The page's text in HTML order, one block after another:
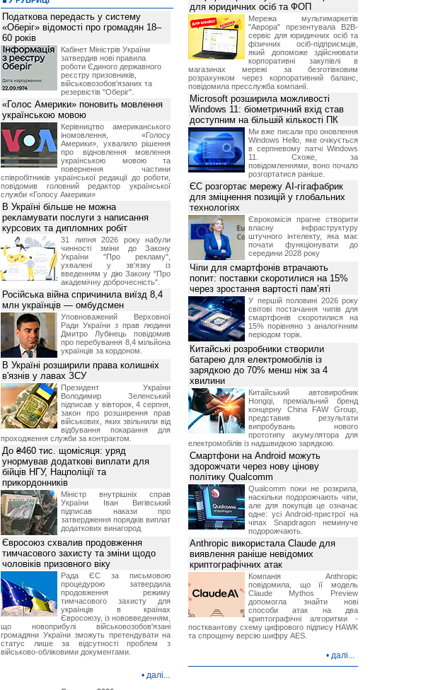
Податкова передасть у систему
«Оберіг» відомості про громадян 18–
60 років
Кабінет Міністрів України
затвердив нові правила
роботи Єдиного державного
реєстру призовників,
військовозобов'язаних та
резервістів "Оберіг".
«Голос Америки» поновить мовлення
українською мовою
Керівництво американського
іномовлення, «Голосу
Америки», ухвалило рішення
про відновлення мовлення
українською мовою та
повернення частини
співробітників української редакції до роботи,
повідомив головний редактор української
служби «Голосу Америки»
В Україні більше не можна
рекламувати послуги з написання
курсових та дипломних робіт
31 липня 2026 року набули
чинності зміни до Закону
України "Про рекламу",
ухвалені у зв'язку із
введенням у дію Закону "Про
академічну доброчесність".
Російська війна спричинила виїзд 8,4
млн українців — омбудсмен
Уповноважений Верховної
Ради України з прав людини
Дмитро Лубінець повідомив
про перебування 8,4 мільйона
українців за кордоном.
В Україні розширили права колишніх
в'язнів у лавах ЗСУ
Президент України
Володимир Зеленський
підписав у вівторок, 4 серпня,
закон про розширення прав
військових, яких звільнили від
відбування покарання для
проходження служби за контрактом.
До ₴460 тис. щомісяця: уряд
унормував додаткові виплати для
бійців НГУ, Нацполіції та
прикордонників
Міністр внутрішніх справ
України Іван Вигівський
підписав накази про
затвердження порядків виплат
додаткових винагород
Євросоюз схвалив продовження
тимчасового захисту та зміни щодо
чоловіків призовного віку
Рада ЄС за письмовою
процедурою затвердила
продовження режиму
тимчасового захисту для
українців в країнах
Євросоюзу, із нововведенням,
що новоприбулі військовозобов'язані
громадяни України зможуть претендувати на
статус лише за відсутності проблем з
військово-обліковими документами.
• далі...
для юридичних осіб та ФОП
Мережа мультимаркетів
"Аврора" презентувала B2B-
сервіс для юридичних осіб та
фізичних осіб-підприємців,
який допоможе здійснювати
корпоративні закупівлі в
магазинах мережі за безготівковим
розрахунком через корпоративний баланс,
повідомила пресслужба компанії.
Microsoft розширила можливості
Windows 11: біометричний вхід став
доступним на більшій кількості ПК
Ми вже писали про оновлення
Windows Hello, яке очікується
в серпневому патчі Windows
11. Схоже, за
повідомленнями, воно почало
розгортатися раніше.
ЄС розгортає мережу AI-гігафабрик
для зміцнення позицій у глобальних
технологіях
Єврокомісія прагне створити
власну інфраструктуру
штучного інтелекту, яка має
почати функціонувати до
середини 2028 року
Чіпи для смартфонів втрачають
попит: поставки скоротилися на 15%
через зростання вартості пам’яті
У першій половині 2026 року
світові постачання чипів для
смартфонів скоротилися на
15% порівняно з аналогічним
періодом торік.
Китайські розробники створили
батарею для електромобілів із
зарядкою до 70% менш ніж за 4
хвилини
Китайський автовиробник
Hongqi, преміальний бренд
концерну China FAW Group,
представив результати
випробувань нового
прототипу акумулятора для
електромобілів із надшвидкою зарядкою.
Смартфони на Android можуть
здорожчати через нову цінову
політику Qualcomm
Qualcomm поки не розкрила,
наскільки подорожчають чіпи,
але для покупців це означає
одне: усі Android-пристрої на
чіпах Snapdragon неминуче
подорожчають.
Anthropic використала Claude для
виявлення раніше невідомих
криптографічних атак
Компанія Anthropic
повідомила, що її модель
Claude Mythos Preview
допомогла знайти нові
способи атак на два
криптографічні алгоритми -
постквантову схему цифрового підпису HAWK
та спрощену версію шифру AES.
• далі...